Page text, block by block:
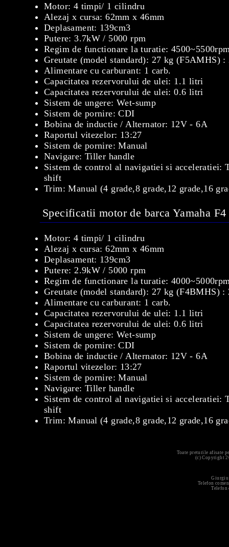
Motor: 4 timpi/ 1 cilindru
Alezaj x cursa: 62mm x 46mm
Deplasament: 139cm3
Putere: 3.7kW / 5000 rpm
Regim de functionare la turatie:
Greutate (model standard): 27 kg (F5AMHS)
Alimentare cu carburant: 1 carb.
Capacitatea rezervorului de ulei: 1.1 litri
Capacitatea rezervorului de ulei: 0.6 litri
Sistem de ungere: Wet-sump
Sistem de pornire: CDI
Bobina de inductie / Alternator: 12V - 6A
Raportul vitezelor: 13:27
Sistem de pornire: Manual
Navigare: Tiller handle
Sistem de control al navigatiei si acceleratiei:
shift
Trim: Manual (4 grade,8 grade,12 grade,16
Specificatii motor de barca Yamaha F4
Motor: 4 timpi/ 1 cilindru
Alezaj x cursa: 62mm x 46mm
Deplasament: 139cm3
Putere: 2.9kW / 5000 rpm
Regim de functionare la turatie:
Greutate (model standard): 27 kg (F4BMHS)
Alimentare cu carburant: 1 carb.
Capacitatea rezervorului de ulei: 1.1 litri
Capacitatea rezervorului de ulei: 0.6 litri
Sistem de ungere: Wet-sump
Sistem de pornire: CDI
Bobina de inductie / Alternator: 12V - 6A
Raportul vitezelor: 13:27
Sistem de pornire: Manual
Navigare: Tiller handle
Sistem de control al navigatiei si acceleratiei:
shift
Trim: Manual (4 grade,8 grade,12 grade,16
Toate preturile afisate
(c) Copyright
Giurgiu
Telefon
Telefon